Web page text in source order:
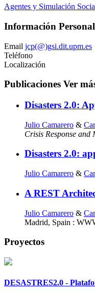
Agentes y Simulación
Información Personal
Email jcp(@)gsi.dit.upm.es
Teléfono
Localización
Publicaciones Ver
Disasters 2.0:
Julio Camarero &
Crisis Response and
Disasters 2.0:
Julio Camarero &
A REST
Julio Camarero &
Madrid, Spain :
Proyectos
DESASTRES2.0 -